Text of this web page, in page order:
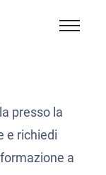
presso la
e richiedi
a